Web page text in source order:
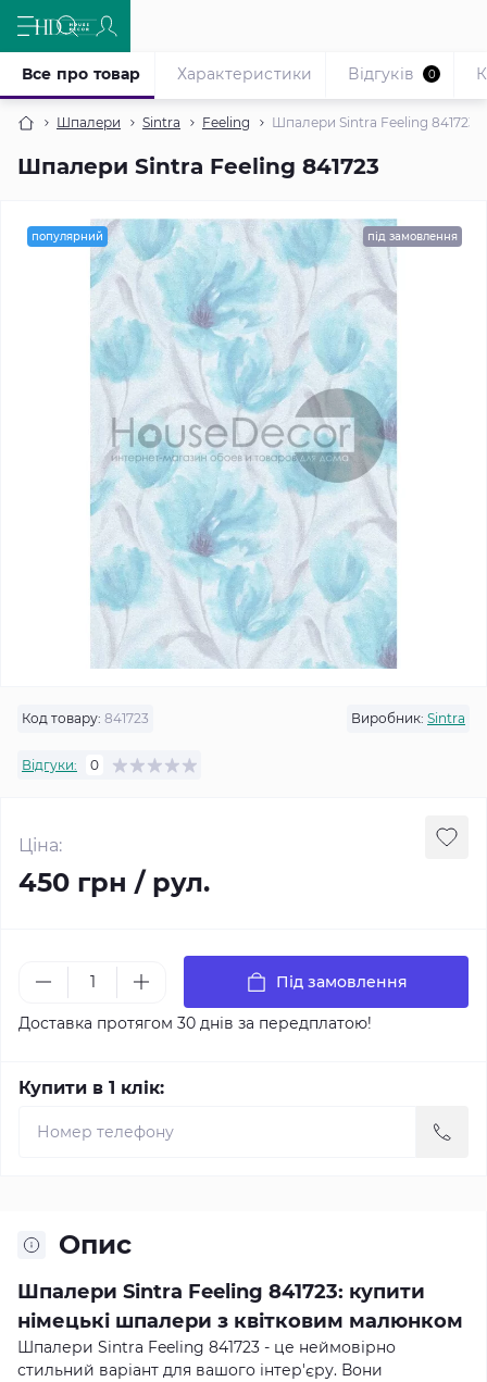
Шпалери Sintra Feeling Шпалери Sintra Feeling 841723
Шпалери Sintra Feeling 841723
Все про товар Характеристики Відгуків 0
популярний під замовлення
Код товару: 841723 Виробник: Sintra
Відгуки: 0
Ціна:
450 грн / рул.
Під замовлення
Доставка протягом 30 днів за передплатою!
Купити в 1 клік:
Опис
Шпалери Sintra Feeling 841723: купити
німецькі шпалери з квітковим малюнком
Шпалери Sintra Feeling 841723 - це неймовірно
стильний варіант для вашого інтер'єру. Вони